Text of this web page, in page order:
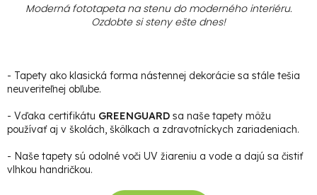
Moderná fototapeta na stenu do moderného interiéru.
Ozdobte si steny ešte dnes!
- Tapety ako klasická forma nástennej dekorácie sa stále tešia
neuveriteľnej obľube.
- Vďaka certifikátu GREENGUARD sa naše tapety môžu
používať aj v školách, škôlkach a zdravotníckych zariadeniach.
- Naše tapety sú odolné voči UV žiareniu a vode a dajú sa čistiť
vlhkou handričkou.